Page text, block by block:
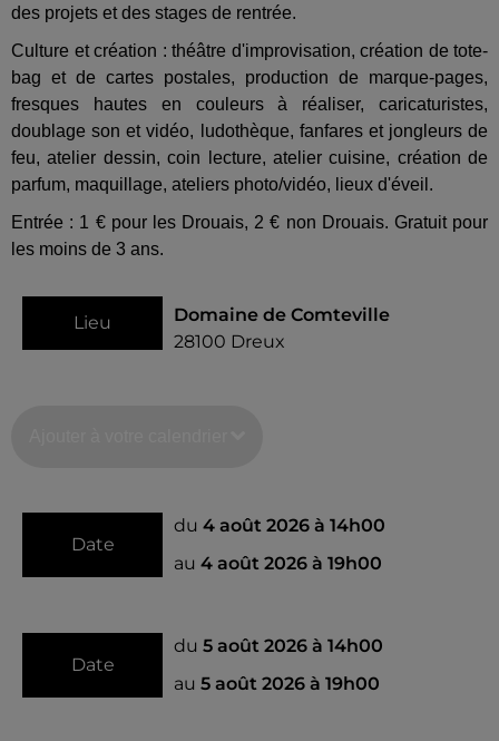
des projets et des stages de rentrée.
Culture et création : théâtre d'improvisation, création de tote-
bag et de cartes postales, production de marque-pages,
fresques hautes en couleurs à réaliser, caricaturistes,
doublage son et vidéo, ludothèque, fanfares et jongleurs de
feu, atelier dessin, coin lecture, atelier cuisine, création de
parfum, maquillage, ateliers photo/vidéo, lieux d'éveil.
Entrée : 1 € pour les Drouais, 2 € non Drouais. Gratuit pour
les moins de 3 ans.
Lieu
Domaine de Comteville
28100 Dreux
Date
du 4 août 2026 à 14h00
au 4 août 2026 à 19h00
Date
du 5 août 2026 à 14h00
au 5 août 2026 à 19h00